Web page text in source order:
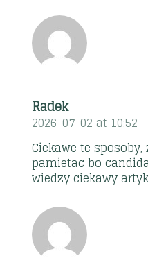
Radek
2026-07-02 at 10:52
Ciekawe te
pamietac bo
wiedzy ciekawy